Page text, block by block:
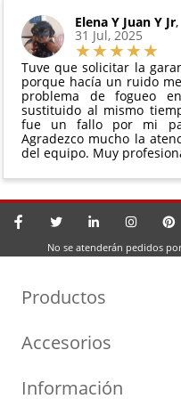
Elena Y Juan Y Jr,
31 Jul, 2025
Tuve que solicitar la
porque hacía un ruido
problema de fogueo
sustituido al mismo
fue un fallo por mi
Agradezco mucho la
del equipo. Muy
No se atenderán pedidos
Productos
Turbos por Marca
Accesorios
Información